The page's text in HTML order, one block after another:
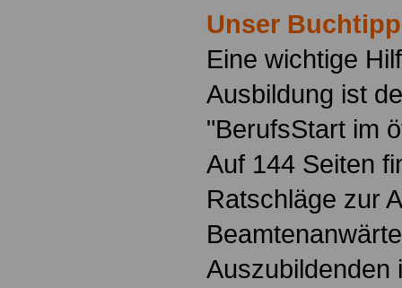
Unser Buchtipp
Eine wichtige
Ausbildung ist
"BerufsStart im
Auf 144 Seiten
Ratschläge zur
Auszubildenden